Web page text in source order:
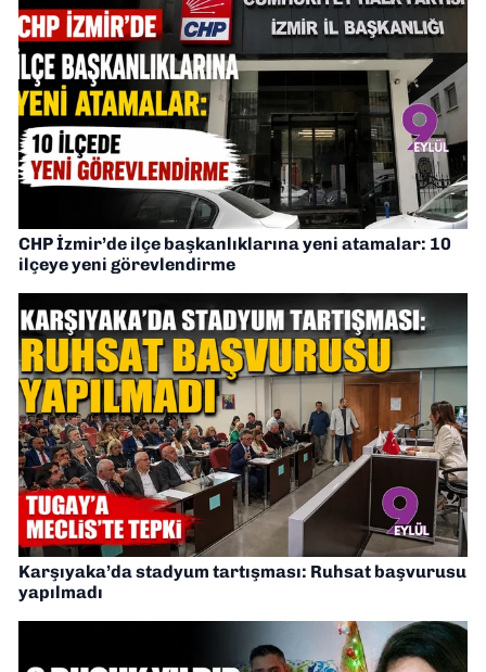
CHP İzmir’de ilçe başkanlıklarına yeni atamalar: 10
ilçeye yeni görevlendirme
Karşıyaka’da stadyum tartışması: Ruhsat başvurusu
yapılmadı